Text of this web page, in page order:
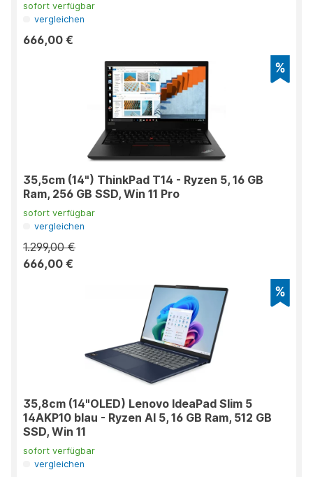
sofort verfügbar
vergleichen
666,00 €
35,5cm (14") ThinkPad T14 - Ryzen 5, 16 GB
Ram, 256 GB SSD, Win 11 Pro
sofort verfügbar
vergleichen
1.299,00 €
666,00 €
35,8cm (14"OLED) Lenovo IdeaPad Slim 5
14AKP10 blau - Ryzen AI 5, 16 GB Ram, 512 GB
SSD, Win 11
sofort verfügbar
vergleichen